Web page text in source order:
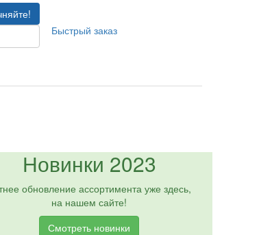
Быстрый заказ
Новинки 2023
обновление ассортимента уже здесь,
на нашем сайте!
Смотреть новинки